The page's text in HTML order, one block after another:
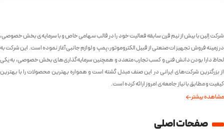
شرکت اِلین با بیش از نیم قرن سابقه فعالیت خود را در قالب سهامی خاص و با سرمایه‌ی بخش خصوصی،
در زمینه فروش تجهیزات صنعتی از قبیل الکتروموتور، پمپ و لوازم جانبی آغاز نموده است. این شرکت به
لحاظ دارا بودن دانش فنی و کسب تجارب متعدد و همچنین سرمایه‌گذاری‌های بخش خصوصی، به یکی
از بزرگترین شرکت‌های ایرانی در این صنف مبدل گشته است و همواره بهترین محصولات را با بهترین
کیفیت و مطابق با نیاز جامعه‌ی امروز ارائه کرده است.
مشاهده بیشتر
صفحات اصلی